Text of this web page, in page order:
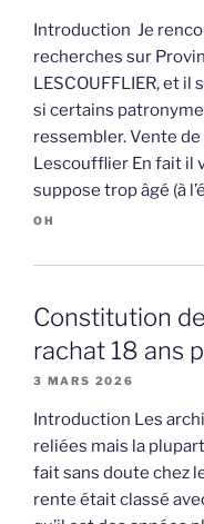
Introduction Je
recherches sur
LESCOUFFLIER, et
si certains
ressembler. Vente
Lescoufflier En fait il
suppose trop âgé (à
OH
Constitution
rachat 18 ans
3 MARS 2026
Introduction Les
reliées mais la
fait sans doute chez
rente était classé